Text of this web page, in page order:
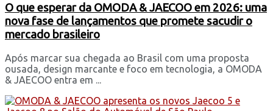
O que esperar da OMODA & JAECOO em 2026: uma
nova fase de lançamentos que promete sacudir o
mercado brasileiro
Após marcar sua chegada ao Brasil com uma proposta
ousada, design marcante e foco em tecnologia, a OMODA
& JAECOO entra em ...